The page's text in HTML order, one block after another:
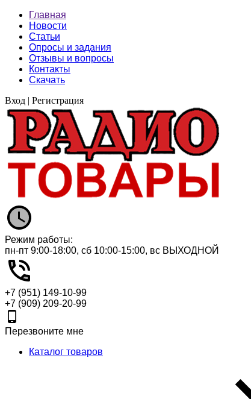
Главная
Новости
Статьи
Опросы и задания
Отзывы и вопросы
Контакты
Скачать
Вход | Регистрация
Режим работы:
пн-пт 9:00-18:00, сб 10:00-15:00, вс ВЫХОДНОЙ
+7 (951) 149-10-99
+7 (909) 209-20-99
Перезвоните мне
Каталог товаров